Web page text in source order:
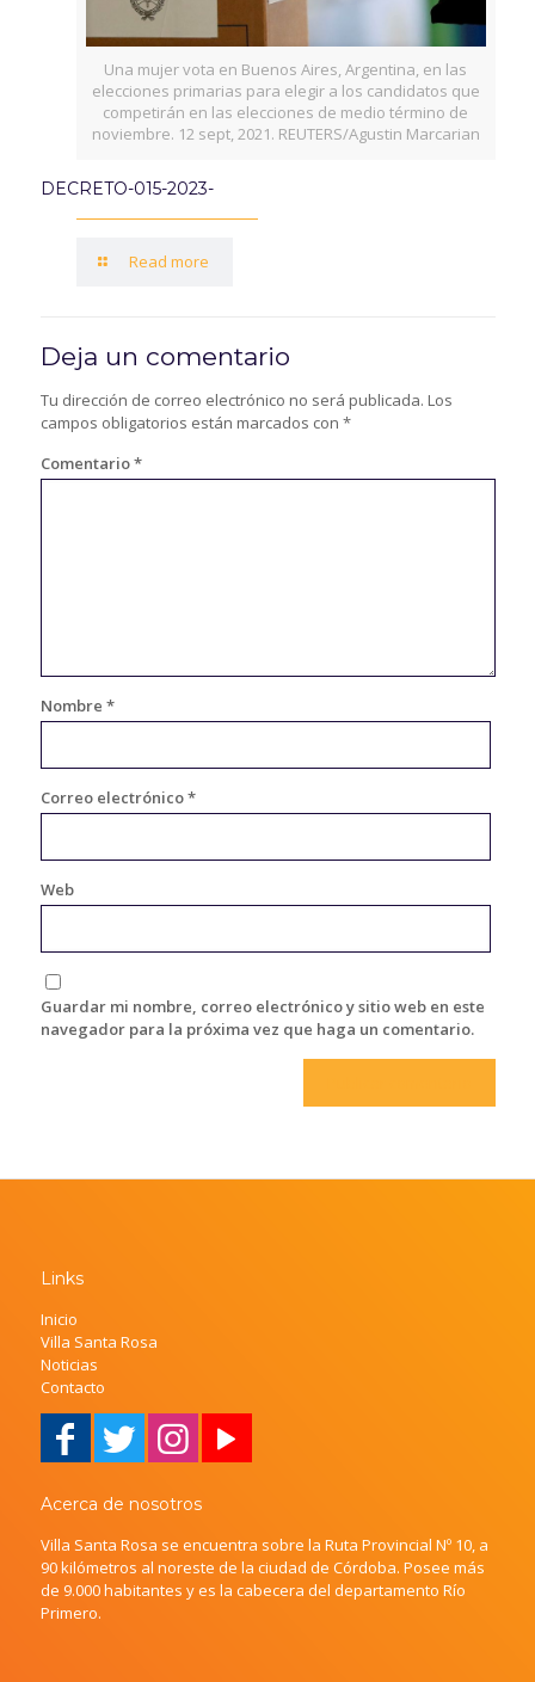
Una mujer vota en Buenos Aires, Argentina, en las
elecciones primarias para elegir a los candidatos que
competirán en las elecciones de medio término de
noviembre. 12 sept, 2021. REUTERS/Agustin Marcarian
DECRETO-015-2023-
Read more
Deja un comentario
Tu dirección de correo electrónico no será publicada. Los
campos obligatorios están marcados con *
Comentario*
Nombre *
Correo electrónico*
Web
Guardar mi nombre, correo electrónico y sitio web en este
navegador para la próxima vez que haga un comentario.
Links
Inicio
Villa Santa Rosa
Noticias
Contacto
Acerca de nosotros
Villa Santa Rosa se encuentra sobre la Ruta Provincial Nº 10, a
90 kilómetros al noreste de la ciudad de Córdoba. Posee más
de 9.000 habitantes y es la cabecera del departamento Río
Primero.